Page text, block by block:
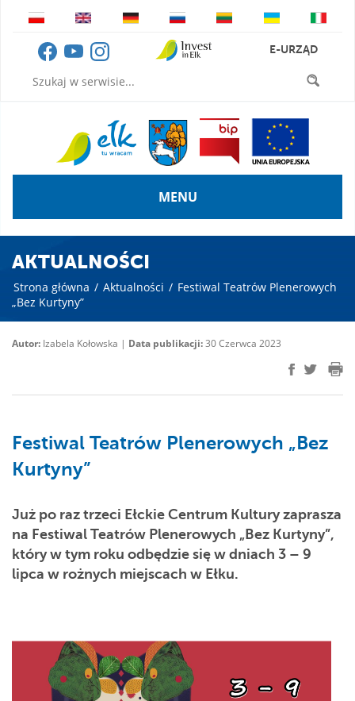
E-URZĄD
MENU
AKTUALNOŚCI
Strona główna / Aktualności / Festiwal Teatrów Plenerowych
„Bez Kurtyny”
Autor: Izabela Kołowska | Data publikacji:30 Czerwca 2023
Festiwal Teatrów Plenerowych „Bez
Kurtyny”
Już po raz trzeci Ełckie Centrum Kultury zaprasza
na Festiwal Teatrów Plenerowych „Bez Kurtyny”,
który w tym roku odbędzie się w dniach 3 – 9
lipca w rożnych miejscach w Ełku.